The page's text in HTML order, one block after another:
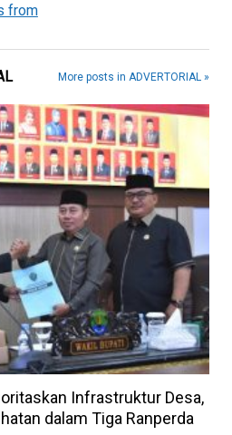
from
More posts in ADVERTORIAL »
Infrastruktur Desa,
dalam Tiga Ranperda